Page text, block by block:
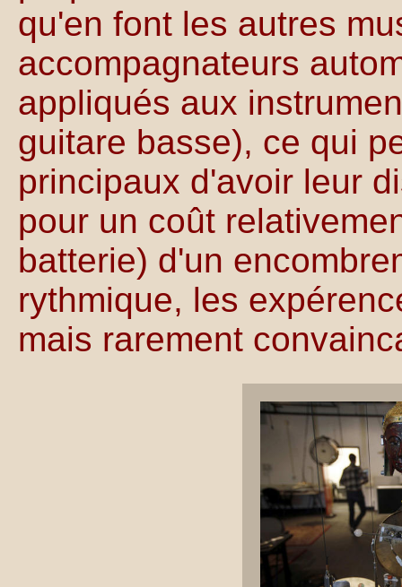
qu'en font les autres
accompagnateurs
appliqués aux
guitare basse), ce qui
principaux d'avoir leur
pour un coût
batterie) d'un
rythmique, les
mais rarement